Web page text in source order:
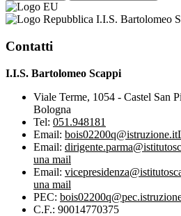
I.I.S. Bartolomeo
Contatti
I.I.S. Bartolomeo Scappi
Viale Terme, 1054 - Castel San
Bologna
Tel: 051.948181
Email: bois02200q@istruzione.it
Email:
una mail
Email:
una mail
PEC:
C.F.: 90014770375